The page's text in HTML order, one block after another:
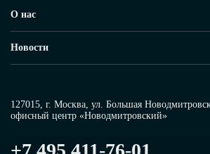
О нас
Новости
127015, г. Москва, ул. Большая
офисный центр «Новодмитровский»